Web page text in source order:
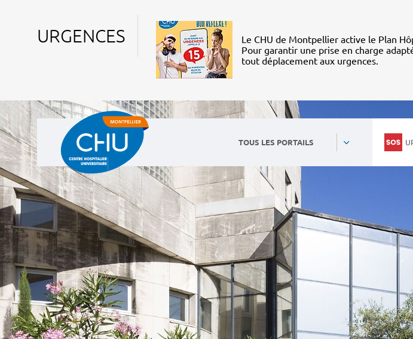
URGENCES
Le CHU de Montpellier active le Plan
Pour garantir une prise en charge
tout déplacement aux urgences.
TOUS LES PORTAILS